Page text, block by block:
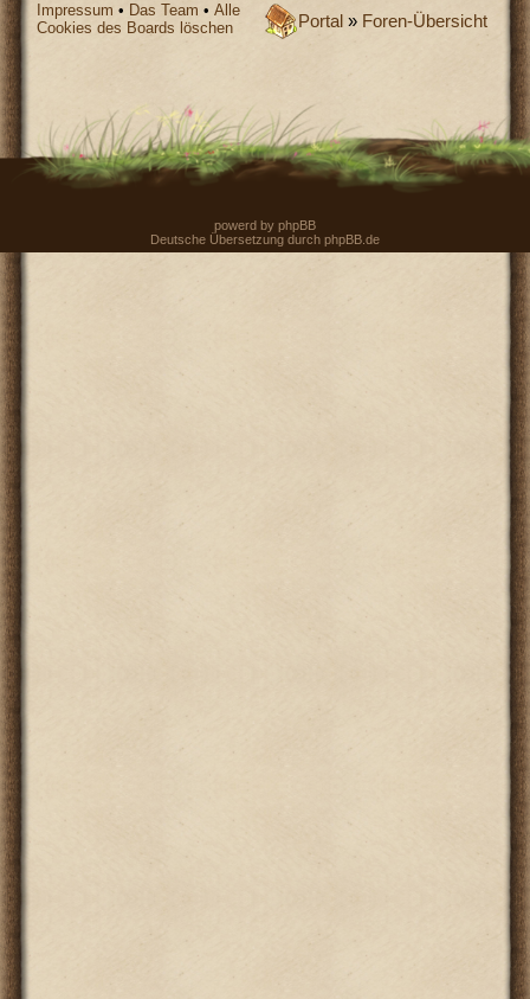
Portal » Foren-Übersicht
Impressum • Das Team •Alle
Cookies des Boards löschen
powerd by phpBB
Deutsche Übersetzung durch phpBB.de